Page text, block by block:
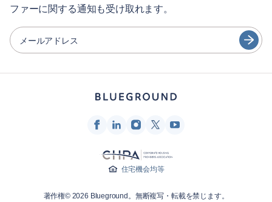
パートナー
家具レンタル事業者
インフルエンサー＆アフィリエイト
Español
ファーに関する通知も受け取れます。
メールアドレス
住宅機会均等
著作権© 2026 Blueground。無断複写・転載を禁じます。